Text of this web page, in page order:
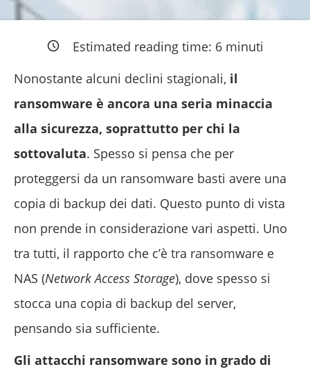
Estimated reading time: 6 minuti
Nonostante alcuni declini stagionali, il
ransomware è ancora una seria minaccia
alla sicurezza, soprattutto per chi la
sottovaluta. Spesso si pensa che per
proteggersi da un ransomware basti avere una
copia di backup dei dati. Questo punto di vista
non prende in considerazione vari aspetti. Uno
tra tutti, il rapporto che c’è tra ransomware e
NAS (Network Access Storage), dove spesso si
stocca una copia di backup del server,
pensando sia sufficiente.
Gli attacchi ransomware sono in grado di